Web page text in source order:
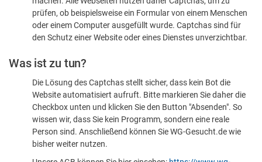
sind
prüfen, ob beispielsweise ein Formular von einem Menschen
oder einem Computer ausgefüllt wurde. Captchas sind für
den Schutz einer Website oder eines Dienstes unverzichtbar.
Was ist zu tun?
Die Lösung des Captchas stellt sicher, dass kein Bot die
Website automatisiert aufruft. Bitte markieren Sie daher die
Checkbox unten und klicken Sie den Button "Absenden". So
wissen wir, dass Sie kein Programm, sondern eine reale
Person sind. Anschließend können Sie WG-Gesucht.de wie
bisher weiter nutzen.